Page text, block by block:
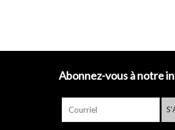
Abonnez-vous à notre